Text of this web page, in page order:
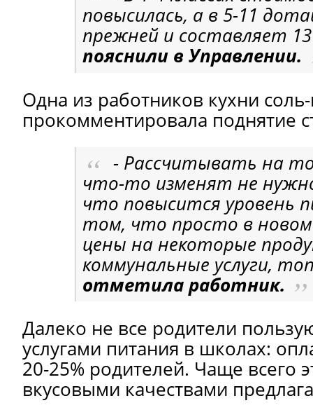
повысилась, а в 5-11
прежней и составляет
пояснили в Управлении.
Одна из работников кухни
прокомментировала поднятие
- Рассчитывать на
что-то изменят не
что повысится уровень
том, что просто в новом
цены на некоторые
коммунальные услуги,
отметила работник.
Далеко не все родители
услугами питания в школах:
20-25% родителей. Чаще всего
вкусовыми качествами